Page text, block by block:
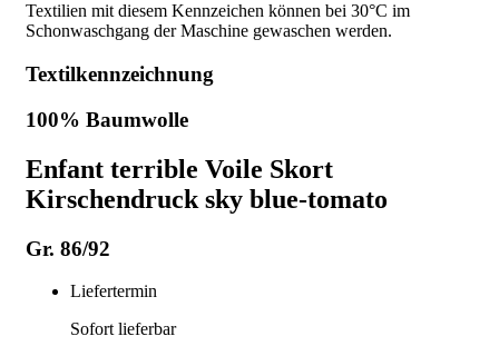
Textilien mit diesem Kennzeichen können bei 30°C im
Schonwaschgang der Maschine gewaschen werden.
Textilkennzeichnung
100% Baumwolle
Enfant terrible Voile Skort
Kirschendruck sky blue-tomato
Gr. 86/92
Liefertermin
Sofort lieferbar